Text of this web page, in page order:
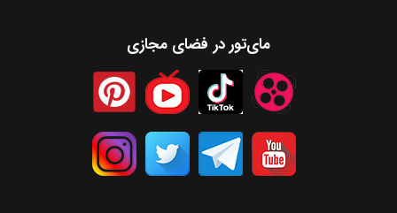
مای‌تور در فضای مجازی